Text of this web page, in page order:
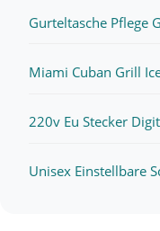
Gurteltasche Pflege
Miami Cuban Grill
220v Eu Stecker
Unisex Einstellbare